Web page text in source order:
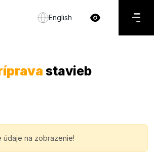
English
stavieb
údaje na zobrazenie!